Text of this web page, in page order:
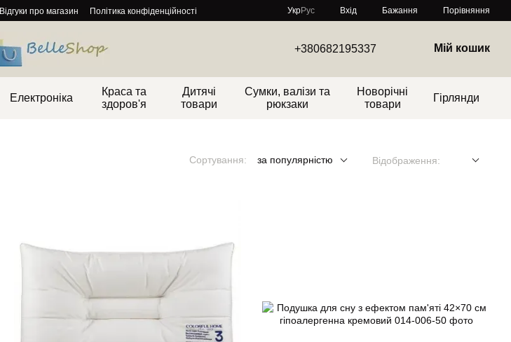
Відгуки про магазин Політика конфіденційності УкрРус Вхід Бажання Порівняння
+380682195337 Мій кошик
Електроніка
Краса та
здоров'я
Дитячі
товари
Сумки, валізи та
рюкзаки
Новорічні
товари
Гірлянди
Сортування: за популярністю Відображення: